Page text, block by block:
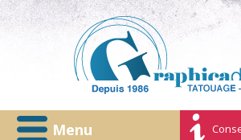
Menu